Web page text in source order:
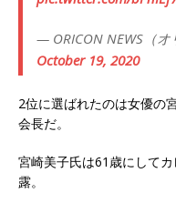
— ORICON NEWS（
October 19, 2020
2位に選ばれたのは女優の
会長だ。
宮崎美子氏は61歳にして
露。